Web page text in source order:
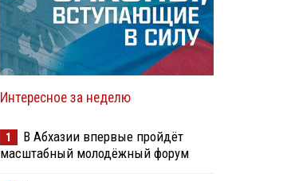
Интересное за неделю
1
В Абхазии впервые пройдёт
масштабный молодёжный форум